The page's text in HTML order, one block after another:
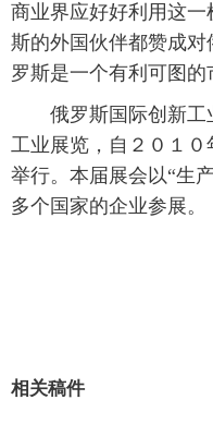
新华电视中文
商业界应好好利用这
斯的外国伙伴都赞成
罗斯是一个有利可图的
俄罗斯国际创新工
工业展览，自２０１
举行。本届展会以“生
多个国家的企业参展。
相关稿件